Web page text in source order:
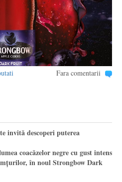
Fara comentarii
invită descoperi puterea
coacăzelor negre cu gust intens
în noul Strongbow Dark